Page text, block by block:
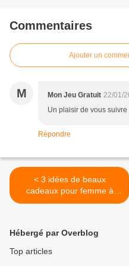
Commentaires
Ajouter un
M Mon Jeu Gratuit 22/01/
Un plaisir de vous
Répondre
< 3 idées de beaux
cadeaux pour femme à
moins de 30 euros
Hébergé par Overblog
Top articles